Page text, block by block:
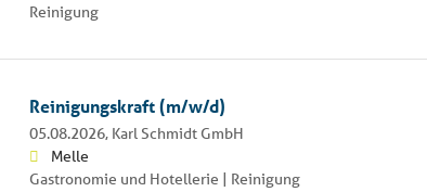
Reinigung
Reinigungskraft (m/w/d)
05.08.2026, Karl Schmidt GmbH
Melle
Gastronomie und Hotellerie | Reinigung